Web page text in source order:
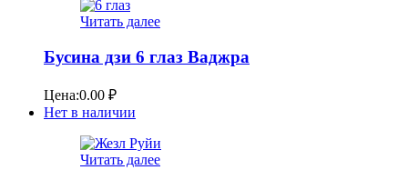
Читать далее
Бусина дзи 6 глаз Ваджра
Цена:0.00 ₽
Нет в наличии
Читать далее